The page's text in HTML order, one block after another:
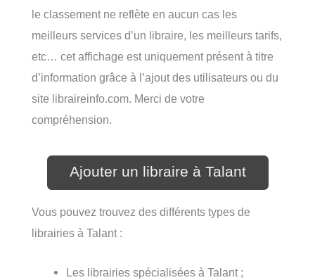
le classement ne reflète en aucun cas les
meilleurs services d’un libraire, les meilleurs tarifs,
etc… cet affichage est uniquement présent à titre
d’information grâce à l’ajout des utilisateurs ou du
site libraireinfo.com. Merci de votre
compréhension.
Ajouter un libraire à Talant
Vous pouvez trouvez des différents types de
librairies à Talant :
Les librairies spécialisées à Talant ;